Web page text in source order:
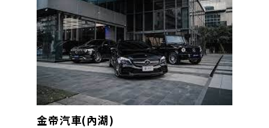
金帝汽車(內湖)